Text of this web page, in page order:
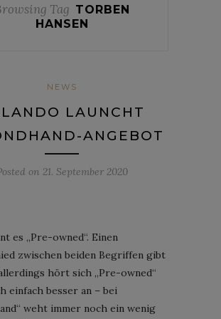
Tag TORBEN
HANSEN
NEWS
LAUNCHT
ANGEBOT
on 21. September 2020
es „Pre-owned“. Einen
zwischen beiden Begriffen gibt
hört sich „Pre-owned“
einfach besser an – bei
weht immer noch ein wenig